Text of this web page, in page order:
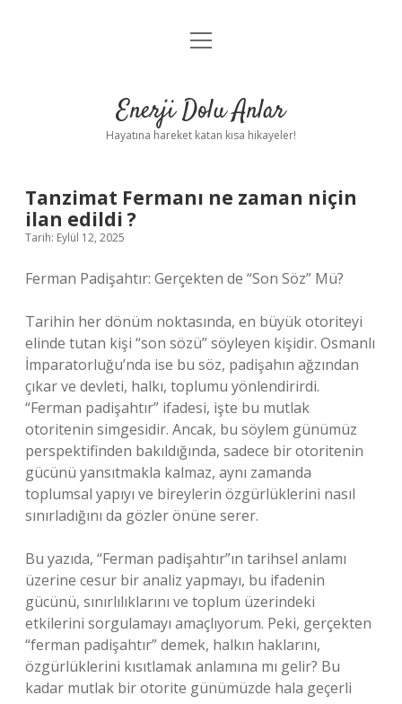
Anasayfa
Yasal Uyarı
menüyü
Enerji Dolu Anlar
Hayatına hareket katan kısa hikayeler!
Tanzimat Fermanı ne zaman niçin
ilan edildi ?
Tarih: Eylül 12, 2025
Ferman Padişahtır: Gerçekten de “Son Söz” Mü?
Tarihin her dönüm noktasında, en büyük otoriteyi
elinde tutan kişi “son sözü” söyleyen kişidir. Osmanlı
İmparatorluğu’nda ise bu söz, padişahın ağzından
çıkar ve devleti, halkı, toplumu yönlendirirdi.
“Ferman padişahtır” ifadesi, işte bu mutlak
otoritenin simgesidir. Ancak, bu söylem günümüz
perspektifinden bakıldığında, sadece bir otoritenin
gücünü yansıtmakla kalmaz, aynı zamanda
toplumsal yapıyı ve bireylerin özgürlüklerini nasıl
sınırladığını da gözler önüne serer.
Bu yazıda, “Ferman padişahtır”ın tarihsel anlamı
üzerine cesur bir analiz yapmayı, bu ifadenin
gücünü, sınırlılıklarını ve toplum üzerindeki
etkilerini sorgulamayı amaçlıyorum. Peki, gerçekten
“ferman padişahtır” demek, halkın haklarını,
özgürlüklerini kısıtlamak anlamına mı gelir? Bu
kadar mutlak bir otorite günümüzde hala geçerli